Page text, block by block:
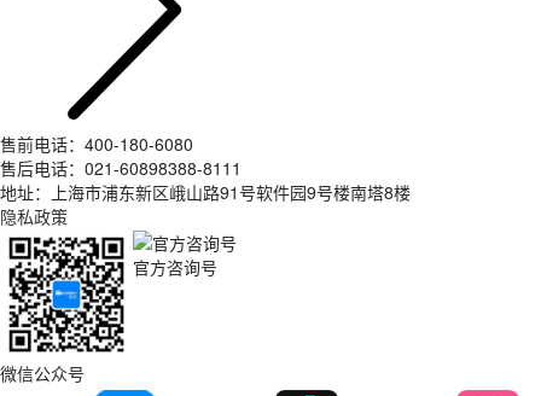
售前电话：400-180-6080
售后电话：021-60898388-8111
地址：上海市浦东新区峨山路91号软件园9号楼南塔8楼
隐私政策
微信公众号
官方咨询号